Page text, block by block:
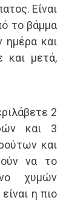
Είναι
το βάμμα
ημέρα και
και μετά,
2
και 3
και
να το
χυμών
η πιο